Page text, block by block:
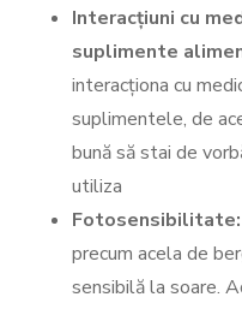
Interacțiuni cu
suplimente
interacționa cu
suplimentele, de
bună să stai de
utiliza
Fotosensibilitate:
precum acela de
sensibilă la soare.